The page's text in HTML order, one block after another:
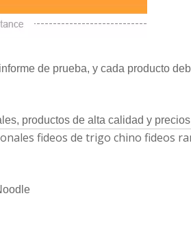
de prueba, y cada producto
productos de alta calidad y
fideos de trigo chino fideos